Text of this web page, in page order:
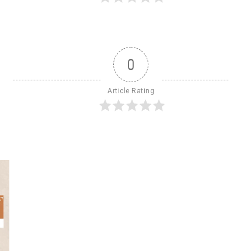
0
Article Rating